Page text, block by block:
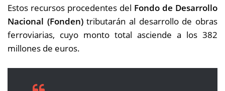
Estos recursos procedentes del Fondo de Desarrollo
Nacional (Fonden)tributarán al desarrollo de obras
ferroviarias, cuyo monto total asciende a los 382
millones de euros.